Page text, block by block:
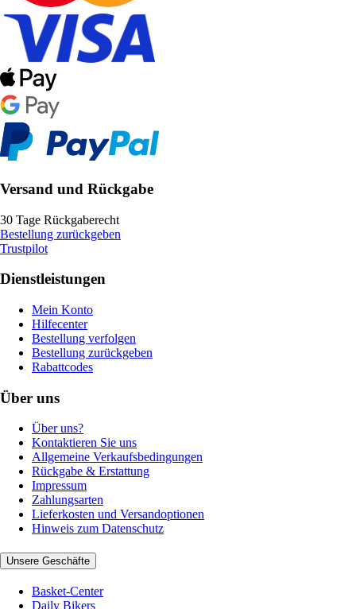
Versand und Rückgabe
30 Tage Rückgaberecht
Bestellung zurückgeben
Trustpilot
Dienstleistungen
Mein Konto
Hilfecenter
Bestellung verfolgen
Bestellung zurückgeben
Rabattcodes
Über uns
Über uns?
Kontaktieren Sie uns
Allgemeine Verkaufsbedingungen
Rückgabe & Erstattung
Impressum
Zahlungsarten
Lieferkosten und Versandoptionen
Hinweis zum Datenschutz
Unsere Geschäfte
Basket-Center
Daily Bikers